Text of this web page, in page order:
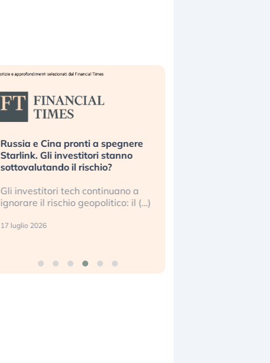
Russia e Cina pronti a spegnere
Starlink. Gli investitori stanno
sottovalutando il rischio?
Gli investitori tech continuano a
ignorare il rischio geopolitico: il (…)
17 luglio 2026